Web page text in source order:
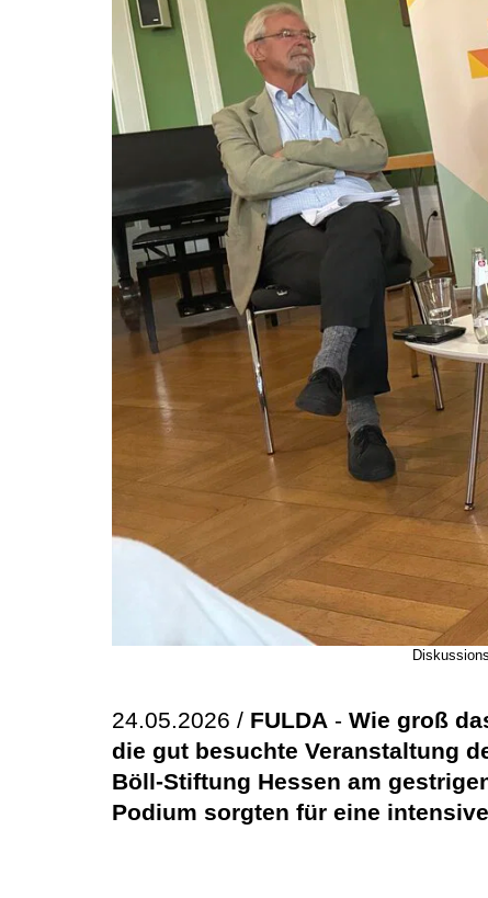
24.05.2026 / FULDA - Wie groß
die gut besuchte Veranstaltung
Böll-Stiftung Hessen am
Podium sorgten für eine